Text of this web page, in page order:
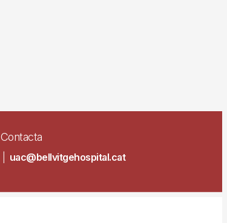
Contacta
uac@bellvitgehospital.cat